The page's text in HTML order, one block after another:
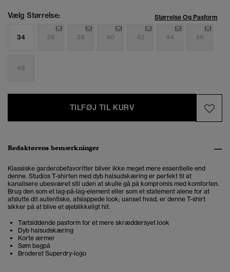
Vælg Størrelse: Størrelse Og Pasform
34 36 38 40 42 44 46
48
TILFØJ TIL KURV
Redaktørens bemærkninger
Klassiske garderobefavoritter bliver ikke meget mere essentielle end
denne. Studios T-shirten med dyb halsudskæring er perfekt til at
kanalisere ubesværet stil uden at skulle gå på kompromis med komforten.
Brug den som et lag-på-lag-element eller som et statement alene for at
afslutte dit autentiske, afslappede look; uanset hvad, er denne T-shirt
sikker på at blive et øjeblikkeligt hit.
Tætsiddende pasform for et mere skræddersyet look
Dyb halsudskæring
Korte ærmer
Søm bagpå
Broderet Superdry-logo